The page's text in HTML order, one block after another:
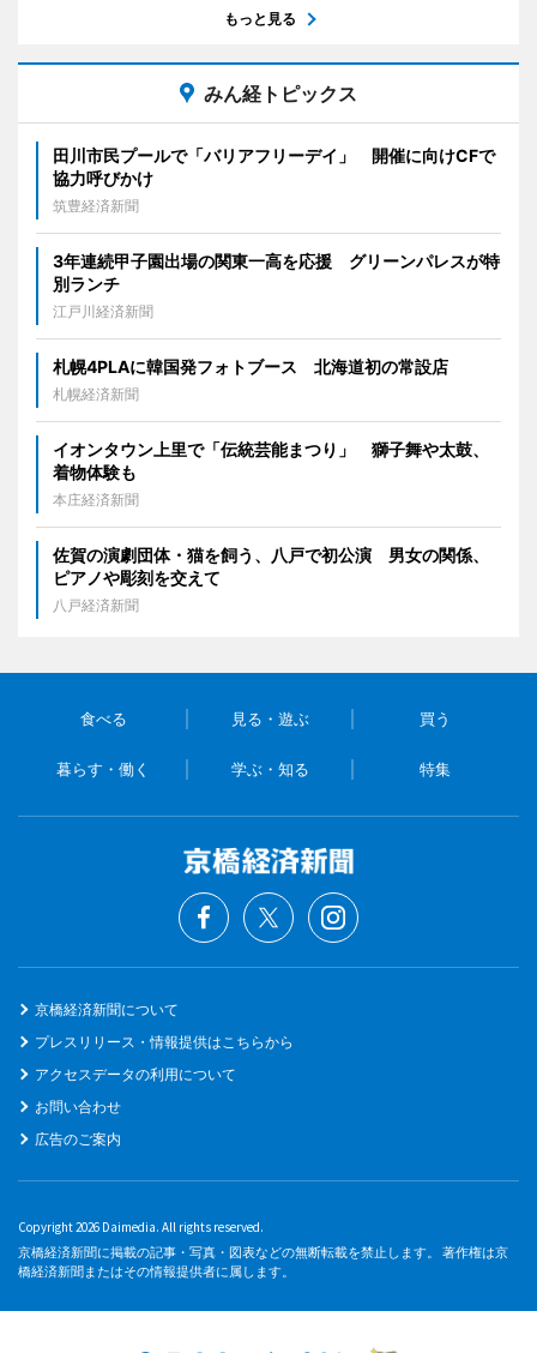
もっと見る
みん経トピックス
田川市民プールで「バリアフリーデイ」 開催に向けCFで
協力呼びかけ
筑豊経済新聞
3年連続甲子園出場の関東一高を応援 グリーンパレスが特
別ランチ
江戸川経済新聞
札幌4PLAに韓国発フォトブース 北海道初の常設店
札幌経済新聞
イオンタウン上里で「伝統芸能まつり」 獅子舞や太鼓、
着物体験も
本庄経済新聞
佐賀の演劇団体・猫を飼う、八戸で初公演 男女の関係、
ピアノや彫刻を交えて
八戸経済新聞
食べる 見る・遊ぶ 買う
暮らす・働く 学ぶ・知る 特集
京橋経済新聞について
プレスリリース・情報提供はこちらから
アクセスデータの利用について
お問い合わせ
広告のご案内
Copyright 2026 Daimedia. All rights reserved.
京橋経済新聞に掲載の記事・写真・図表などの無断転載を禁止します。 著作権は京
橋経済新聞またはその情報提供者に属します。